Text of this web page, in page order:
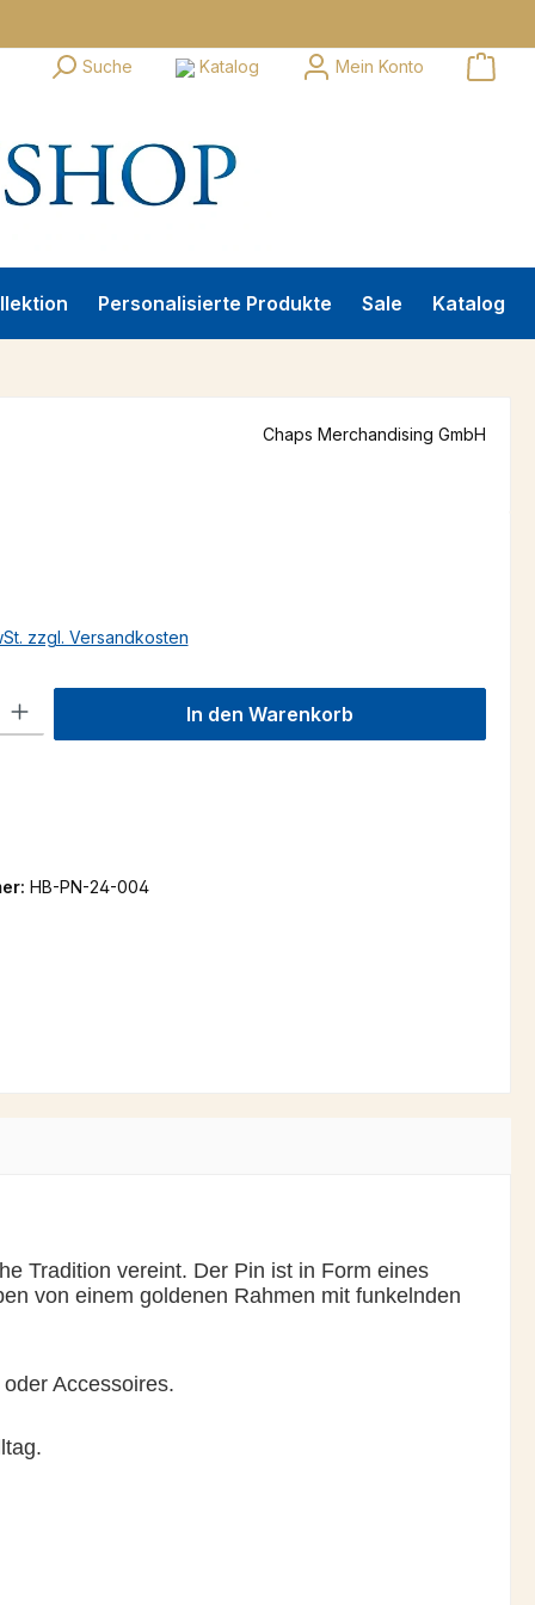
Suche Katalog Mein Konto
Personalisierte Produkte Sale Katalog
Chaps Merchandising GmbH
zzgl. Versandkosten
Gib den gewünschten Wert ein oder benutze die Schaltflächen
In den Warenkorb
HB-PN-24-004
Tradition vereint. Der Pin ist in Form eines
von einem goldenen Rahmen mit funkelnden
Accessoires.